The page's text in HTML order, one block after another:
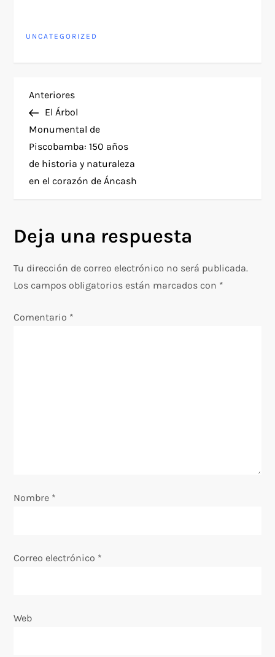
UNCATEGORIZED
N
a
v
e
a
c
t
a
a
Entrada
anterior
Anteriores
El Árbol
Monumental de
Piscobamba: 150 años
de historia y naturaleza
en el corazón de Áncash
Deja una respuesta
Tu dirección de correo electrónico no será publicada.
Los campos obligatorios están marcados con *
Comentario *
Nombre *
Correo electrónico *
Web